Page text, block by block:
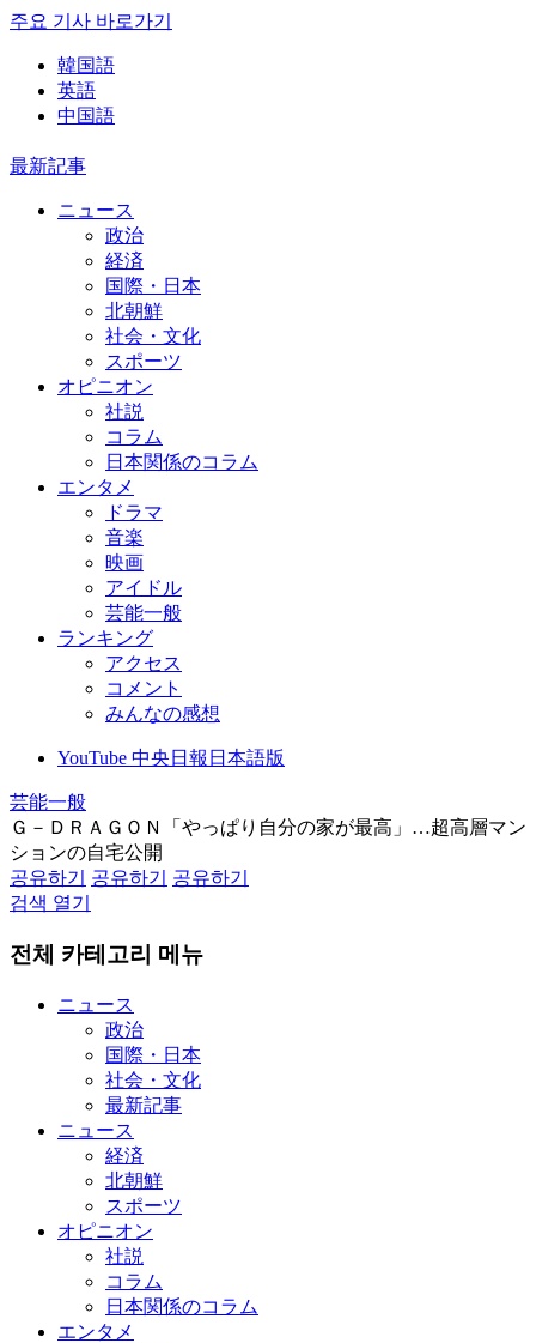
주요 기사 바로가기
韓国語
英語
中国語
最新記事
ニュース
政治
経済
国際・日本
北朝鮮
社会・文化
スポーツ
オピニオン
社説
コラム
日本関係のコラム
エンタメ
ドラマ
音楽
映画
アイドル
芸能一般
ランキング
アクセス
コメント
みんなの感想
YouTube 中央日報日本語版
芸能一般
Ｇ－ＤＲＡＧＯＮ「やっぱり自分の家が最高」…超高層マン
ションの自宅公開
공유하기
공유하기
공유하기
검색 열기
전체 카테고리 메뉴
ニュース
政治
国際・日本
社会・文化
最新記事
ニュース
経済
北朝鮮
スポーツ
オピニオン
社説
コラム
日本関係のコラム
エンタメ